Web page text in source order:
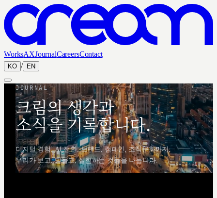
WorksAXJournalCareersContact
KO / EN
JOURNAL
크림의 생각과
소식을 기록합니다.
디지털 경험, AI 전환, 브랜드, 캠페인, 조직문화까지,
우리가 보고, 만들고, 실험하는 것들을 나눕니다.